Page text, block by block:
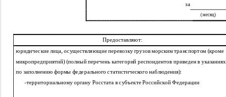
за
(месяц)
Предоставляют:
юридические лица, осуществляющие перевозку грузов морским транспортом (кроме
микропредприятий) (полный перечень категорий респондентов приведен в указаниях
по заполнению формы федерального статистического наблюдения):
-территориальному органу Росстата в субъекте Российской Федерации